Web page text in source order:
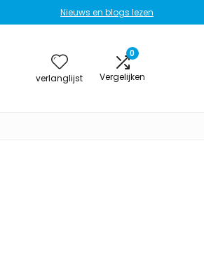
Nieuws en blogs lezen
verlanglijst
0
Vergelijken